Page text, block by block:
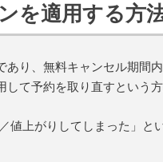
を適用する方
り、無料キャンセル期間
て予約を取り直すという方
値上がりしてしまった」